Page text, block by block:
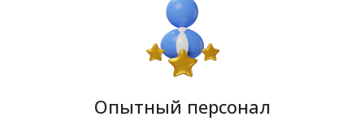
Опытный персонал